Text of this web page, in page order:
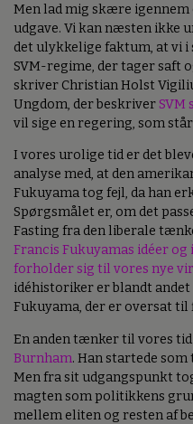
Men lad mig skære
udgave. Vi kan næsten ikke
det ulykkelige faktum, at vi
SVM-regime, der tager saft
skriver Christian Holst
Ungdom, der beskriver SVM
vil sige en regering, som
I vores urolige tid er det
analyse med, at den
Fukuyama tog fejl, da han
Spørgsmålet er, om det
Fasting fra den liberale
Francis Fukuyamas idéer
forholder sig til vores nye
idéhistoriker er blandt
Fukuyama, der er oversat til
En anden tænker til vores
Burnham. Han startede
Men fra sit udgangspunkt
magten som politikkens
mellem eliten og resten af